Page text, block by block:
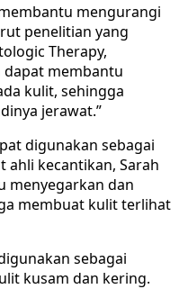
mengurangi
penelitian yang
Therapy,
dapat membantu
kulit, sehingga
jerawat.”
digunakan sebagai
kecantikan, Sarah
menyegarkan dan
membuat kulit terlihat
sebagai
kusam dan kering.